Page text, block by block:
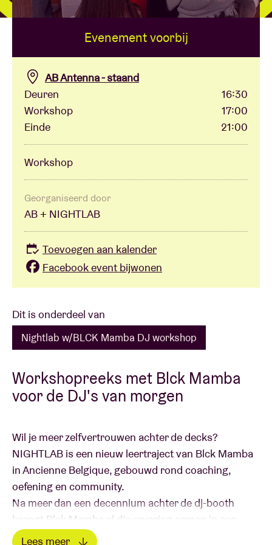
BRDCST
ABtv
Concertcheque
Over AB
Contact
Dit is onderdeel van
Nightlab w/BLCK Mamba DJ workshop
Workshopreeks met Blck Mamba
voor de DJ's van morgen
Wil je meer zelfvertrouwen achter de decks?
NIGHTLAB is een nieuw leertraject van Blck Mamba
in Ancienne Belgique, gebouwd rond coaching,
oefening en community.
Na meer dan een decennium achter de dj-booth
brengt Blck Mamba al die ervaring samen in een
programma dat iets teruggeeft. NIGHTLAB laat je
Lees meer
Evenement voorbij
AB Antenna - staand
Deuren
16:30
Workshop
17:00
Einde
21:00
Workshop
Georganiseerd door
AB + NIGHTLAB
Toevoegen aan kalender
Facebook event bijwonen